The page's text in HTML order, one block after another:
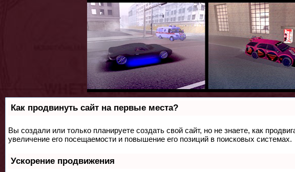
Как продвинуть сайт на первые места?
Вы создали или только планируете создать свой сайт, но не знаете, как
увеличение его посещаемости и повышение его позиций в поисковых системах.
Ускорение продвижения